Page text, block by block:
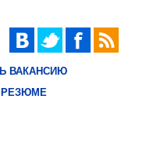
ВАКАНСИЮ
РЕЗЮМЕ